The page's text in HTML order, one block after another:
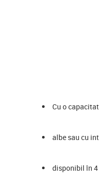
Cu o
albe sau cu
disponibil în